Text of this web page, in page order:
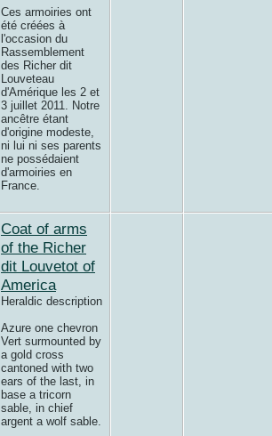
Ces armoiries ont
été créées à
l'occasion du
Rassemblement
des Richer dit
Louveteau
d'Amérique les 2 et
3 juillet 2011. Notre
ancêtre étant
d'origine modeste,
ni lui ni ses parents
ne possédaient
d'armoiries en
France.
Coat of arms
of the Richer
dit Louvetot of
America
Heraldic description
Azure one chevron
Vert surmounted by
a gold cross
cantoned with two
ears of the last, in
base a tricorn
sable, in chief
argent a wolf sable.